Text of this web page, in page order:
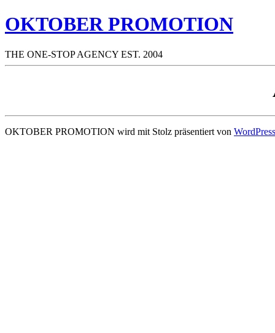
OKTOBER PROMOTION
THE ONE-STOP AGENCY EST. 2004
OKTOBER PROMOTION wird mit Stolz präsentiert von WordPress